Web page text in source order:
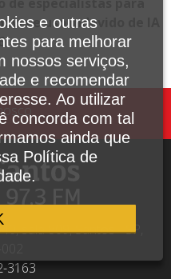
e uso indevido de IA
sala 809, Santos - SP,
3163
e outras
para melhorar
nossos serviços,
e recomendar
Ao utilizar
concorda com tal
ainda que
Política de